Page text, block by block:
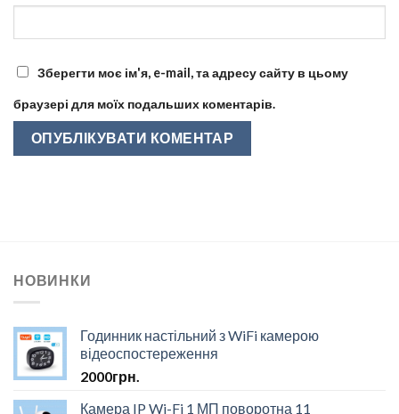
Зберегти моє ім'я, e-mail, та адресу сайту в цьому
браузері для моїх подальших коментарів.
НОВИНКИ
Годинник настільний з WiFi камерою
відеоспостереження
2000грн.
Камера IP Wi-Fi 1 МП поворотна 11